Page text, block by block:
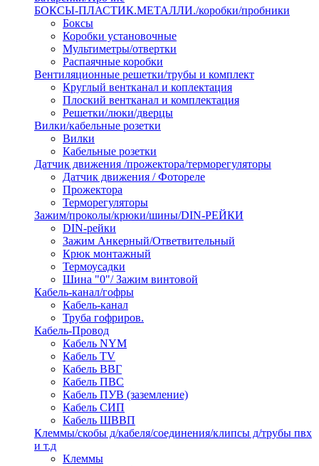
БОКСЫ-ПЛАСТИК.МЕТАЛЛИ./коробки/пробники
Боксы
Коробки установочные
Мультиметры/отвертки
Распаячные коробки
Вентиляционные решетки/трубы и комплект
Круглый вентканал и коплектация
Плоский вентканал и комплектация
Решетки/люки/дверцы
Вилки/кабельные розетки
Вилки
Кабельные розетки
Датчик движения /прожектора/терморегуляторы
Датчик движения / Фотореле
Прожектора
Терморегуляторы
Зажим/проколы/крюки/шины/DIN-РЕЙКИ
DIN-рейки
Зажим Анкерный/Ответвительный
Крюк монтажный
Термоусадки
Шина "0"/ Зажим винтовой
Кабель-канал/гофры
Кабель-канал
Труба гофриров.
Кабель-Провод
Кабель NYM
Кабель TV
Кабель ВВГ
Кабель ПВС
Кабель ПУВ (заземление)
Кабель СИП
Кабель ШВВП
Клеммы/скобы д/кабеля/соединения/клипсы д/трубы пвх
и т.д
Клеммы